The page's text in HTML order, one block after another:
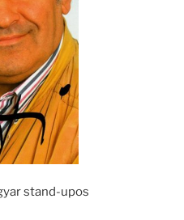
stand-upos